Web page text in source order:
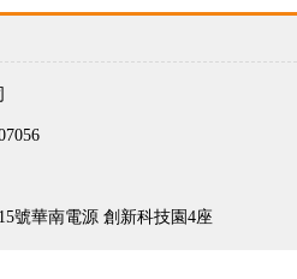
號華南電源 創新科技園4座